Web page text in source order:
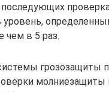
чем в 5 раз.
грозозащиты